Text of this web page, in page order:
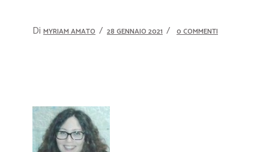
Di MYRIAM AMATO 28 GENNAIO 2021 0 COMMENTI